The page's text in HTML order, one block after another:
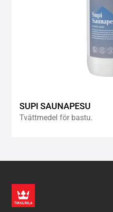
SUPI SAUNAPESU
Tvättmedel för bastu.